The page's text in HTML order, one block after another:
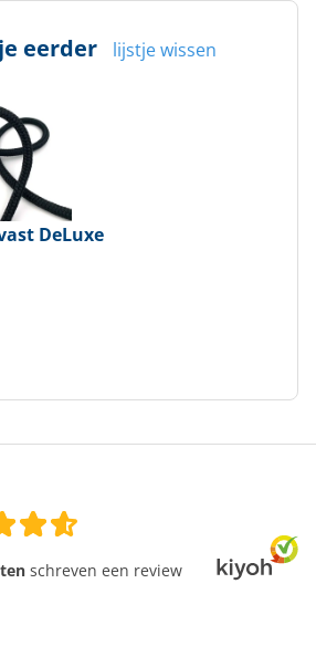
eerder lijstje wissen
DeLuxe
schreven een review